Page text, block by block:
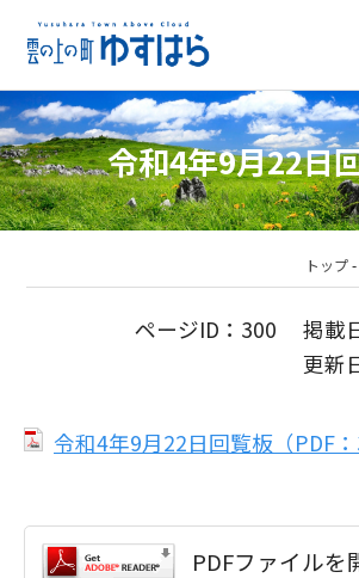
令和4年9月22日
トップ-
ページID：300 掲載
更新
令和4年9月22日回覧板（PDF：
PDFファイルを